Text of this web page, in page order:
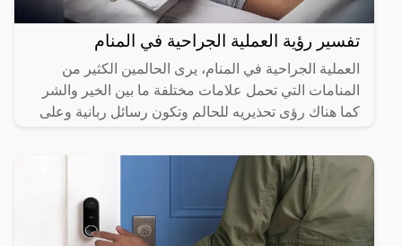
تفسير رؤية العملية الجراحية في المنام
العملية الجراحية في المنام، يرى الحالمين الكثير من
المنامات التي تحمل علامات مختلفة ما بين الخير والشر
كما هناك رؤى تحذيريه للحالم وتكون رسائل ربانية وعلى